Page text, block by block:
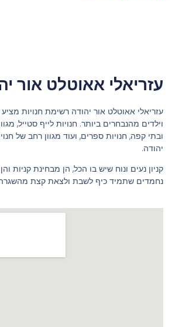
עזריאלי אאוטלט אור
עזריאלי אאוטלט אור יהודה רשימת חנויות מציע
וילדים מהנבחרים ביותר. חנויות לייף סטייל,
ובתי קפה, חנויות ספרים, ועוד מגוון רחב של
יהודה.
קניון נעים ונוח שיש בו הכל, הן מבחינת קניות
נחמדים שתמיד כיף לשבת ולצאת קצת